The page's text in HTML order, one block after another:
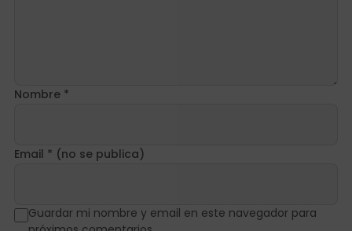
Nombre *
Email * (no se publica)
Guardar mi nombre y email en este navegador para